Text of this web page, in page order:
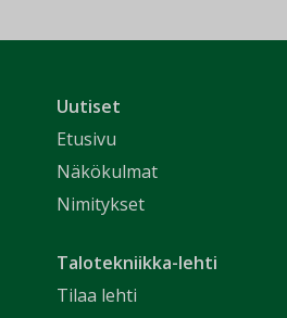
Uutiset
Etusivu
Näkökulmat
Nimitykset
Talotekniikka-lehti
Tilaa lehti